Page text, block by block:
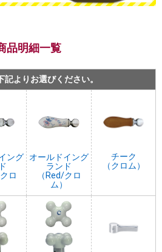
品明細一覧
記よりお選びください。
ング
ロ
オールドイング
ランド
（Red/クロ
ム）
チーク
（クロム）